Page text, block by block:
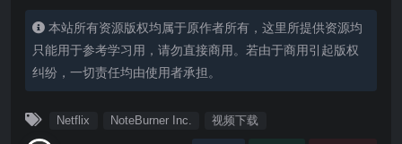
本站所有资源版权均属于原作者所有，这里所提供资源均
只能用于参考学习用，请勿直接商用。若由于商用引起版权
纠纷，一切责任均由使用者承担。
Netflix NoteBurner Inc. 视频下载